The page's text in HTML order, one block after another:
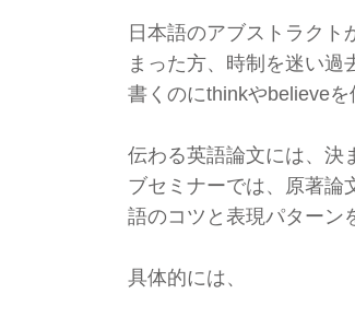
日本語のアブストラクト
まった方、時制を迷い過
書くのにthinkやbelieveを
伝わる英語論文には、決
ブセミナーでは、原著論
語のコツと表現パターン
具体的には、